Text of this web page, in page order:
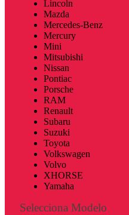
Lincoln
Mazda
Mercedes-Benz
Mercury
Mini
Mitsubishi
Nissan
Pontiac
Porsche
RAM
Renault
Subaru
Suzuki
Toyota
Volkswagen
Volvo
XHORSE
Yamaha
Selecciona Modelo